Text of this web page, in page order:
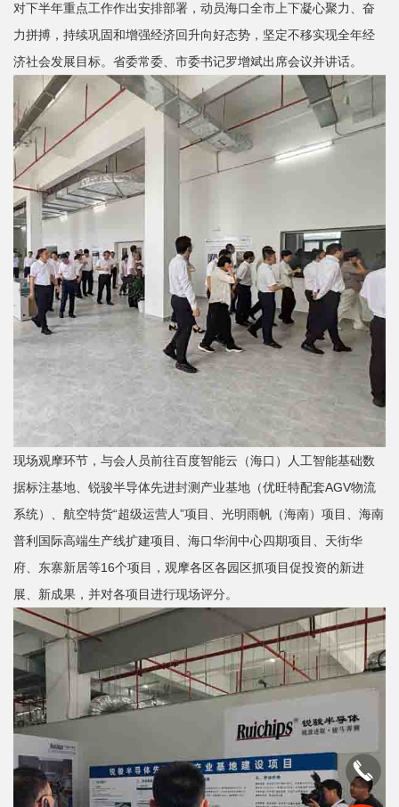
对下半年重点工作作出安排部署，动员海口全市上下凝心聚力、奋
力拼搏，持续巩固和增强经济回升向好态势，坚定不移实现全年经
济社会发展目标。省委常委、市委书记罗增斌出席会议并讲话。
现场观摩环节，与会人员前往百度智能云（海口）人工智能基础数
据标注基地、锐骏半导体先进封测产业基地（优旺特配套AGV物流
系统）、航空特货“超级运营人”项目、光明雨帆（海南）项目、海南
普利国际高端生产线扩建项目、海口华润中心四期项目、天街华
府、东寨新居等16个项目，观摩各区各园区抓项目促投资的新进
展、新成果，并对各项目进行现场评分。